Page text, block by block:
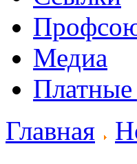
Медиа
Платные
Главная